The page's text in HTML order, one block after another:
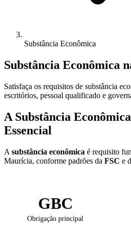
Substância Econômica
Substância Econômica
Satisfaça os requisitos de substância
escritórios, pessoal qualificado e
A Substância
Essencial
A substância econômica é requisito
Maurícia, conforme padrões da FSC e
GBC
Obrigação principal